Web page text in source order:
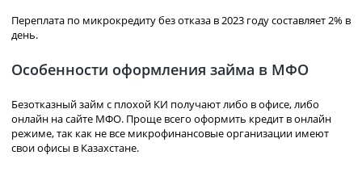
Переплата по микрокредиту без отказа в 2023 году составляет 2% в
день.
Особенности оформления займа в МФО
Безотказный займ с плохой КИ получают либо в офисе, либо
онлайн на сайте МФО. Проще всего оформить кредит в онлайн
режиме, так как не все микрофинансовые организации имеют
свои офисы в Казахстане.